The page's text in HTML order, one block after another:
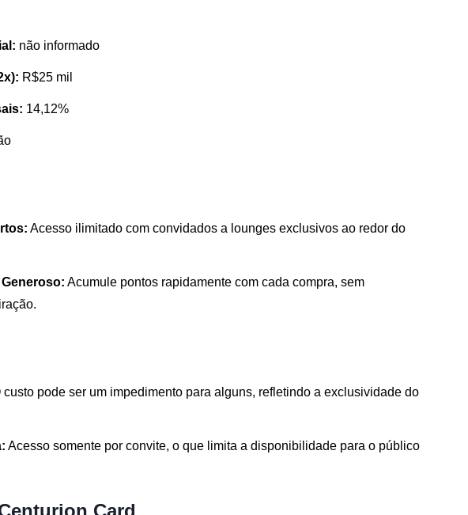
não informado
R$25 mil
14,12%
Acesso ilimitado com convidados a lounges exclusivos ao redor do
Acumule pontos rapidamente com cada compra, sem
custo pode ser um impedimento para alguns, refletindo a exclusividade do
Acesso somente por convite, o que limita a disponibilidade para o público
Card